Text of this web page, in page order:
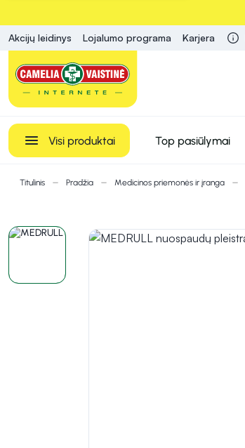
Akcijų leidinys Lojalumo programa Karjera
Visi produktai Top pasiūlymai
Titulinis Pradžia Medicinos priemonės ir įranga